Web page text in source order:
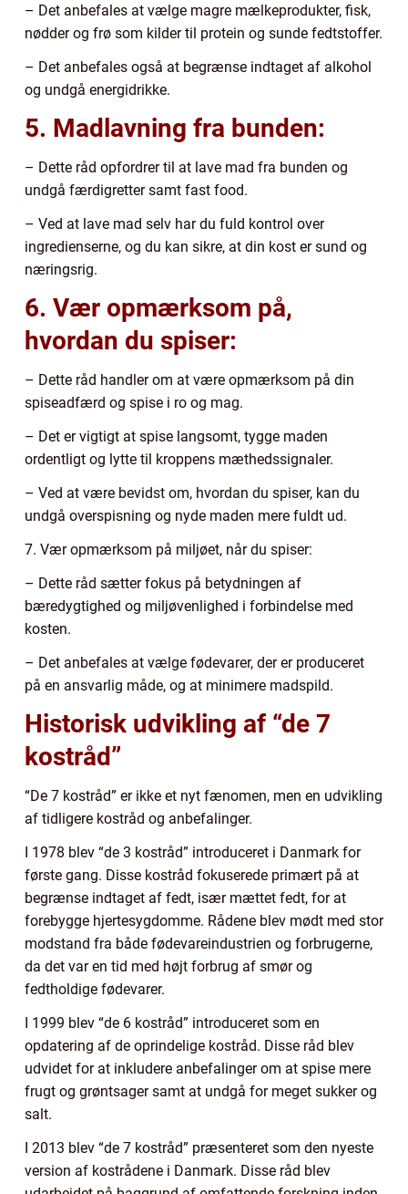
– Det anbefales at vælge magre mælkeprodukter, fisk,
nødder og frø som kilder til protein og sunde fedtstoffer.
– Det anbefales også at begrænse indtaget af alkohol
og undgå energidrikke.
5. Madlavning fra bunden:
– Dette råd opfordrer til at lave mad fra bunden og
undgå færdigretter samt fast food.
– Ved at lave mad selv har du fuld kontrol over
ingredienserne, og du kan sikre, at din kost er sund og
næringsrig.
6. Vær opmærksom på,
hvordan du spiser:
– Dette råd handler om at være opmærksom på din
spiseadfærd og spise i ro og mag.
– Det er vigtigt at spise langsomt, tygge maden
ordentligt og lytte til kroppens mæthedssignaler.
– Ved at være bevidst om, hvordan du spiser, kan du
undgå overspisning og nyde maden mere fuldt ud.
7. Vær opmærksom på miljøet, når du spiser:
– Dette råd sætter fokus på betydningen af
bæredygtighed og miljøvenlighed i forbindelse med
kosten.
– Det anbefales at vælge fødevarer, der er produceret
på en ansvarlig måde, og at minimere madspild.
Historisk udvikling af “de 7
kostråd”
“De 7 kostråd” er ikke et nyt fænomen, men en udvikling
af tidligere kostråd og anbefalinger.
I 1978 blev “de 3 kostråd” introduceret i Danmark for
første gang. Disse kostråd fokuserede primært på at
begrænse indtaget af fedt, især mættet fedt, for at
forebygge hjertesygdomme. Rådene blev mødt med stor
modstand fra både fødevareindustrien og forbrugerne,
da det var en tid med højt forbrug af smør og
fedtholdige fødevarer.
I 1999 blev “de 6 kostråd” introduceret som en
opdatering af de oprindelige kostråd. Disse råd blev
udvidet for at inkludere anbefalinger om at spise mere
frugt og grøntsager samt at undgå for meget sukker og
salt.
I 2013 blev “de 7 kostråd” præsenteret som den nyeste
version af kostrådene i Danmark. Disse råd blev